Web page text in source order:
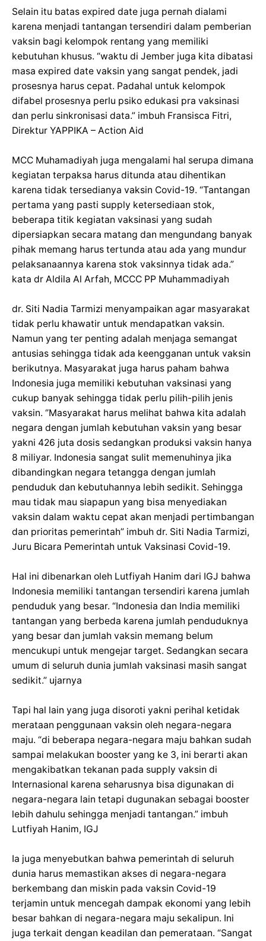
Selain itu batas expired date juga pernah dialami
karena menjadi tantangan tersendiri dalam pemberian
vaksin bagi kelompok rentang yang memiliki
kebutuhan khusus. “waktu di Jember juga kita dibatasi
masa expired date vaksin yang sangat pendek, jadi
prosesnya harus cepat. Padahal untuk kelompok
difabel prosesnya perlu psiko edukasi pra vaksinasi
dan perlu sinkronisasi data.” imbuh Fransisca Fitri,
Direktur YAPPIKA – Action Aid
MCC Muhamadiyah juga mengalami hal serupa dimana
kegiatan terpaksa harus ditunda atau dihentikan
karena tidak tersedianya vaksin Covid-19. “Tantangan
pertama yang pasti supply ketersediaan stok,
beberapa titik kegiatan vaksinasi yang sudah
dipersiapkan secara matang dan mengundang banyak
pihak memang harus tertunda atau ada yang mundur
pelaksanaannya karena stok vaksinnya tidak ada.”
kata dr Aldila Al Arfah, MCCC PP Muhammadiyah
dr. Siti Nadia Tarmizi menyampaikan agar masyarakat
tidak perlu khawatir untuk mendapatkan vaksin.
Namun yang ter penting adalah menjaga semangat
antusias sehingga tidak ada keengganan untuk vaksin
berikutnya. Masyarakat juga harus paham bahwa
Indonesia juga memiliki kebutuhan vaksinasi yang
cukup banyak sehingga tidak perlu pilih-pilih jenis
vaksin. ‘’Masyarakat harus melihat bahwa kita adalah
negara dengan jumlah kebutuhan vaksin yang besar
yakni 426 juta dosis sedangkan produksi vaksin hanya
8 miliyar. Indonesia sangat sulit memenuhinya jika
dibandingkan negara tetangga dengan jumlah
penduduk dan kebutuhannya lebih sedikit. Sehingga
mau tidak mau siapapun yang bisa menyediakan
vaksin dalam waktu cepat akan menjadi pertimbangan
dan prioritas pemerintah” imbuh dr. Siti Nadia Tarmizi,
Juru Bicara Pemerintah untuk Vaksinasi Covid-19.
Hal ini dibenarkan oleh Lutfiyah Hanim dari IGJ bahwa
Indonesia memiliki tantangan tersendiri karena jumlah
penduduk yang besar. “Indonesia dan India memiliki
tantangan yang berbeda karena jumlah penduduknya
yang besar dan jumlah vaksin memang belum
mencukupi untuk mengejar target. Sedangkan secara
umum di seluruh dunia jumlah vaksinasi masih sangat
sedikit.” ujarnya
Tapi hal lain yang juga disoroti yakni perihal ketidak
merataan penggunaan vaksin oleh negara-negara
maju. “di beberapa negara-negara maju bahkan sudah
sampai melakukan booster yang ke 3, ini berarti akan
mengakibatkan tekanan pada supply vaksin di
Internasional karena seharusnya bisa digunakan di
negara-negara lain tetapi dugunakan sebagai booster
lebih dahulu sehingga menjadi tantangan.” imbuh
Lutfiyah Hanim, IGJ
Ia juga menyebutkan bahwa pemerintah di seluruh
dunia harus memastikan akses di negara-negara
berkembang dan miskin pada vaksin Covid-19
terjamin untuk mencegah dampak ekonomi yang lebih
besar bahkan di negara-negara maju sekalipun. Ini
juga terkait dengan keadilan dan pemerataan. “Sangat